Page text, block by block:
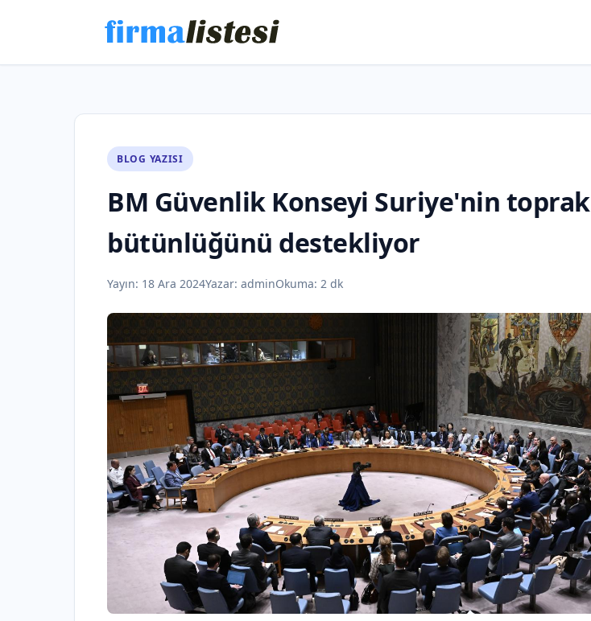
BLOG YAZISI
BM Güvenlik Konseyi Suriye'nin toprak
bütünlüğünü destekliyor
Yayın: 18 Ara 2024Yazar: adminOkuma: 2 dk